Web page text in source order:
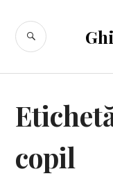
conținut
CĂUTARE
copil